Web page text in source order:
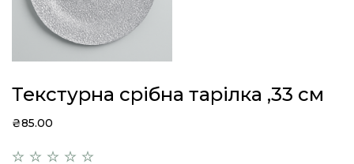
Текстурна срібна тарілка ,33 см
₴85.00